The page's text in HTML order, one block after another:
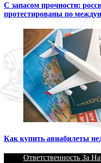
С запасом прочности:
протестированы по
Как купить авиабилеты
Ответственность За